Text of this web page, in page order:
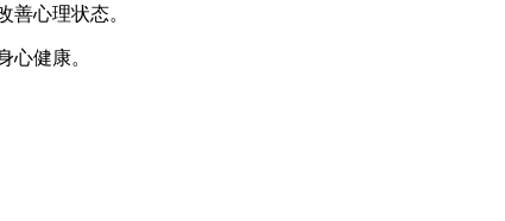
心理状态。
心健康。